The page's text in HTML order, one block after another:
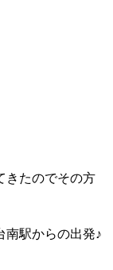
きたのでその方
南駅からの出発♪